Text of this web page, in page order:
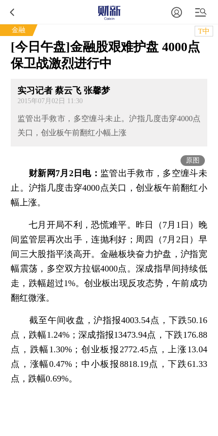
金融 T中
[今日午盘]金融股艰难护盘 4000点
保卫战激烈进行中
实习记者 蔡云飞 张馨梦
2015年07月02日 11:30
监管出手救市，多空缠斗未止。沪指几度击穿4000点
关口，创业板午前翻红小幅上涨
原图
财新网7月2日电： 监管出手救市，多空缠斗未
止。沪指几度击穿4000点关口，创业板午前翻红小
幅上涨。
七月开局不利，恐慌难平。昨日（7月1日）晚
间监管层再次出手，连抛利好；周四（7月2日）早
间三大股指平淡高开。金融板块奋力护盘，沪指宽
幅震荡，多空双方拉锯4000点。深成指早间持续低
走，跌幅超过1%。创业板出现反攻态势，午前成功
翻红微涨。
截至午间收盘，沪指报4003.54点，下跌50.16
点，跌幅1.24%；深成指报13473.94点，下跌176.88
点，跌幅1.30%；创业板报2772.45点，上涨13.04
点，涨幅0.47%；中小板报8818.19点，下跌61.33
点，跌幅0.69%。